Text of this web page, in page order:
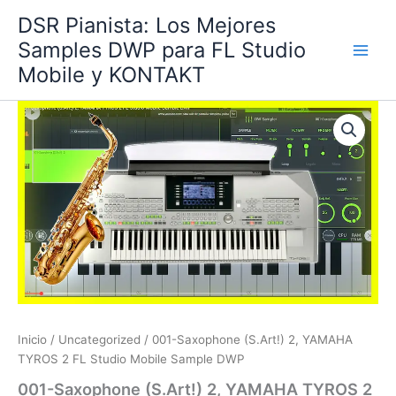
contenido
DSR Pianista: Los Mejores
Samples DWP para FL Studio
Mobile y KONTAKT
Inicio / Uncategorized / 001-Saxophone (S.Art!) 2, YAMAHA
TYROS 2 FL Studio Mobile Sample DWP
001-Saxophone (S.Art!) 2, YAMAHA TYROS 2